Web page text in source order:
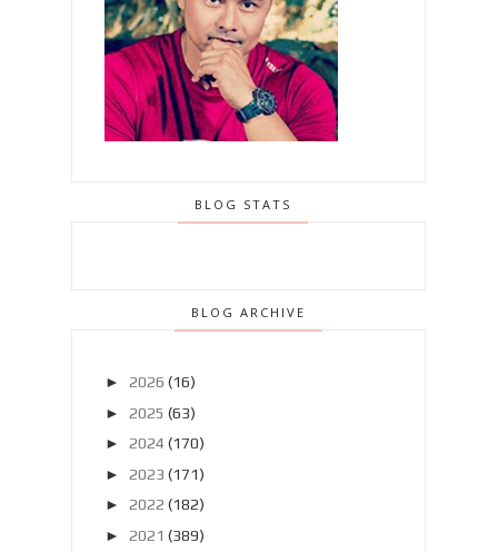
BLOG STATS
BLOG ARCHIVE
► 2026 (16)
► 2025 (63)
► 2024 (170)
► 2023 (171)
► 2022 (182)
► 2021 (389)